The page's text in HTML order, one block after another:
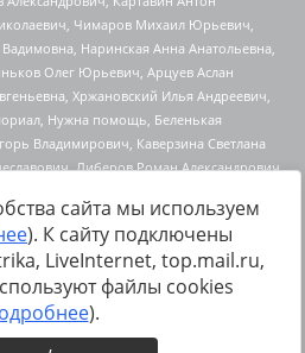
uploaded/files/reestr-
2024.pdfданные на22.03.2024
сайта мы используем
). К сайту подключены
LiveInternet, top.mail.ru,
файлы cookies
).